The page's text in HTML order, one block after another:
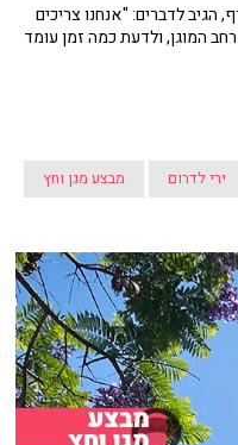
הגיב לדברים: "אנחנו צריכים
המוגן, ולדעת כמה זמן עומד
ירי לדרום מבצע מגן וחץ